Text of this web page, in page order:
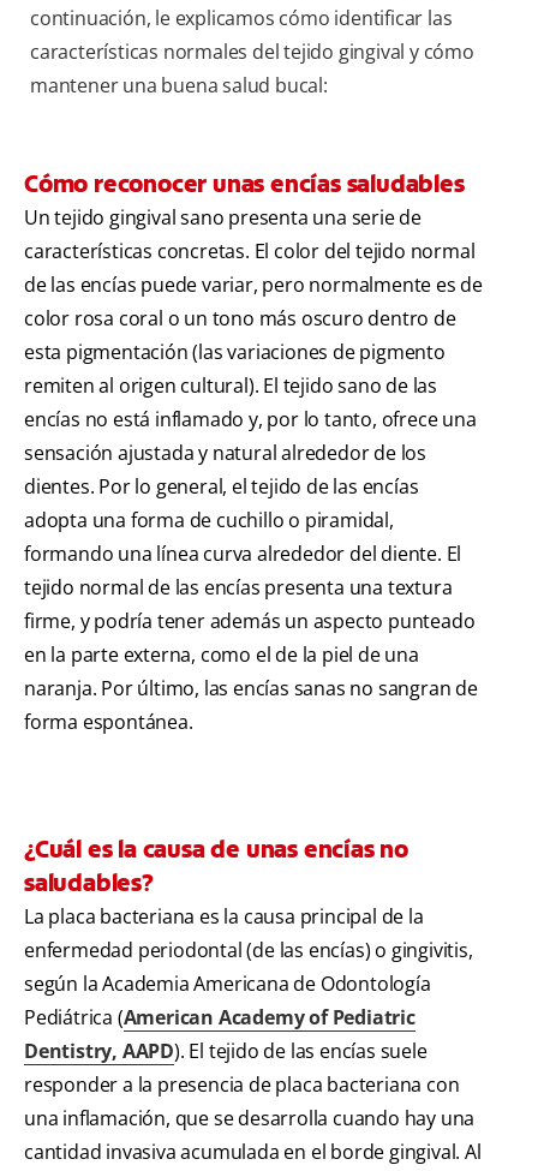
continuación, le explicamos cómo identificar las
características normales del tejido gingival y cómo
mantener una buena salud bucal:
Cómo reconocer unas encías saludables
Un tejido gingival sano presenta una serie de
características concretas. El color del tejido normal
de las encías puede variar, pero normalmente es de
color rosa coral o un tono más oscuro dentro de
esta pigmentación (las variaciones de pigmento
remiten al origen cultural). El tejido sano de las
encías no está inflamado y, por lo tanto, ofrece una
sensación ajustada y natural alrededor de los
dientes. Por lo general, el tejido de las encías
adopta una forma de cuchillo o piramidal,
formando una línea curva alrededor del diente. El
tejido normal de las encías presenta una textura
firme, y podría tener además un aspecto punteado
en la parte externa, como el de la piel de una
naranja. Por último, las encías sanas no sangran de
forma espontánea.
¿Cuál es la causa de unas encías no
saludables?
La placa bacteriana es la causa principal de la
enfermedad periodontal (de las encías) o gingivitis,
según la Academia Americana de Odontología
Pediátrica (American Academy of Pediatric
Dentistry, AAPD). El tejido de las encías suele
responder a la presencia de placa bacteriana con
una inflamación, que se desarrolla cuando hay una
cantidad invasiva acumulada en el borde gingival. Al